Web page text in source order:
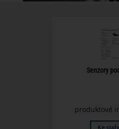
Senzory
produktové
Ke